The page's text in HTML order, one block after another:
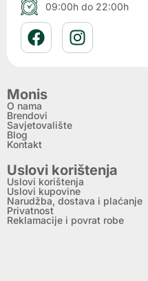
09:00h do 22:00h
Monis
O nama
Brendovi
Savjetovalište
Blog
Kontakt
Uslovi korištenja
Uslovi korištenja
Uslovi kupovine
Narudžba, dostava i plaćanje
Privatnost
Reklamacije i povrat robe